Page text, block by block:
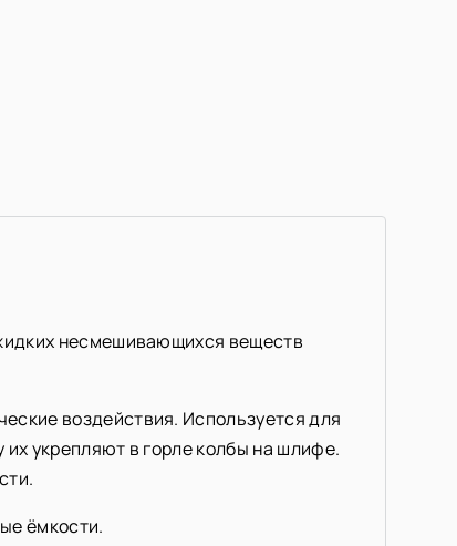
несмешивающихся веществ
воздействия. Используется для
укрепляют в горле колбы на шлифе.
ёмкости.